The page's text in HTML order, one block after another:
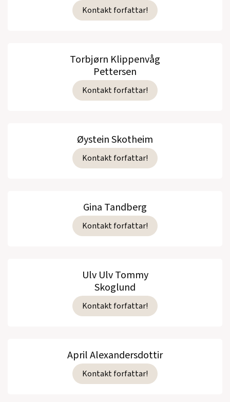
Kontakt forfattar!
Torbjørn Klippenvåg
Pettersen
Kontakt forfattar!
Øystein Skotheim
Kontakt forfattar!
Gina Tandberg
Kontakt forfattar!
Ulv Ulv Tommy
Skoglund
Kontakt forfattar!
April Alexandersdottir
Kontakt forfattar!